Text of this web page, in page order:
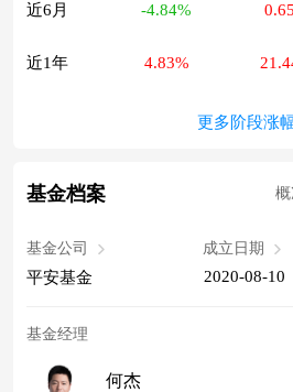
近6月 -4.84%
近1年 4.83%
更多阶段涨
基金档案
基金公司
平安基金
成立日期
2020-08-10
基金经理
何杰